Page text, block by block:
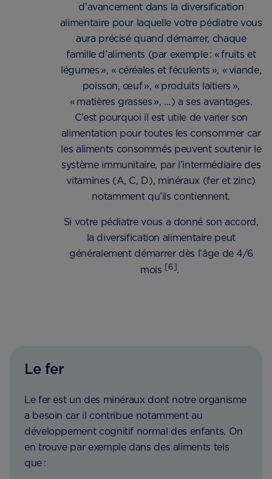
d’avancement dans la diversification
alimentaire pour laquelle votre pédiatre vous
aura précisé quand démarrer, chaque
famille d’aliments (par exemple : « fruits et
légumes », « céréales et féculents », « viande,
poisson, œuf », « produits laitiers »,
« matières grasses », …) a ses avantages.
C’est pourquoi il est utile de varier son
alimentation pour toutes les consommer car
les aliments consommés peuvent soutenir le
système immunitaire, par l’intermédiaire des
vitamines (A, C, D), minéraux (fer et zinc)
notamment qu’ils contiennent.
Si votre pédiatre vous a donné son accord,
la diversification alimentaire peut
généralement démarrer dès l’âge de 4/6
mois [6].
Le fer
Le fer est un des minéraux dont notre organisme
a besoin car il contribue notamment au
développement cognitif normal des enfants. On
en trouve par exemple dans des aliments tels
que :